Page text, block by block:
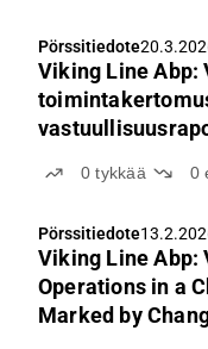
Pörssitiedote
Viking Line Abp:
0tykkää 0
Pörssitiedote
Viking Line Abp:
Operations in a
Marked by